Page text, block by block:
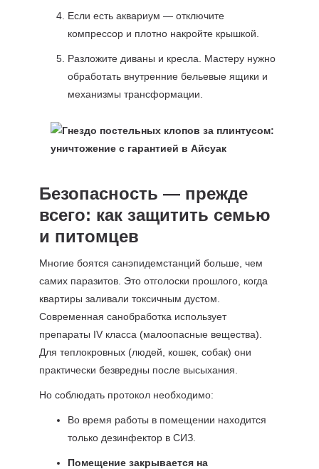
Если есть аквариум — отключите
компрессор и плотно накройте крышкой.
Разложите диваны и кресла. Мастеру нужно
обработать внутренние бельевые ящики и
механизмы трансформации.
Безопасность — прежде
всего: как защитить семью
и питомцев
Многие боятся санэпидемстанций больше, чем
самих паразитов. Это отголоски прошлого, когда
квартиры заливали токсичным дустом.
Современная санобработка использует
препараты IV класса (малоопасные вещества).
Для теплокровных (людей, кошек, собак) они
практически безвредны после высыхания.
Но соблюдать протокол необходимо:
Во время работы в помещении находится
только дезинфектор в СИЗ.
Помещение закрывается на